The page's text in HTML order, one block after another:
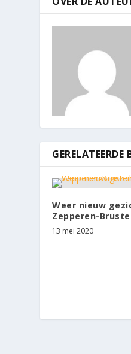
GERELATEERDE
Weer nieuw
Zepperen-
13 mei 2020